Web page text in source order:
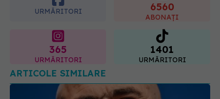
URMĂRITORI 6560
ABONAȚI
365
URMĂRITORI
1401
URMĂRITORI
ARTICOLE SIMILARE